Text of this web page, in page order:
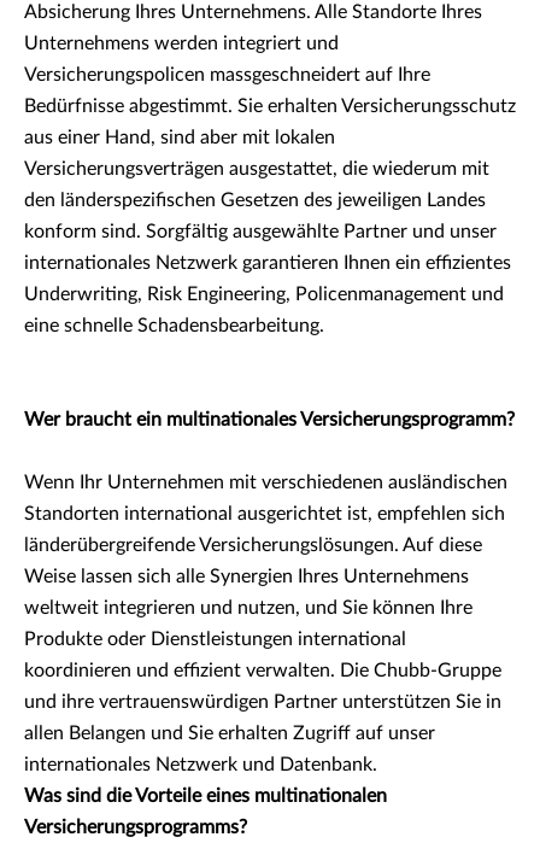
Absicherung Ihres Unternehmens. Alle Standorte Ihres
Unternehmens werden integriert und
Versicherungspolicen massgeschneidert auf Ihre
Bedürfnisse abgestimmt. Sie erhalten Versicherungsschutz
aus einer Hand, sind aber mit lokalen
Versicherungsverträgen ausgestattet, die wiederum mit
den länderspezifischen Gesetzen des jeweiligen Landes
konform sind. Sorgfältig ausgewählte Partner und unser
internationales Netzwerk garantieren Ihnen ein effizientes
Underwriting, Risk Engineering, Policenmanagement und
eine schnelle Schadensbearbeitung.
Wer braucht ein multinationales Versicherungsprogramm?
Wenn Ihr Unternehmen mit verschiedenen ausländischen
Standorten international ausgerichtet ist, empfehlen sich
länderübergreifende Versicherungslösungen. Auf diese
Weise lassen sich alle Synergien Ihres Unternehmens
weltweit integrieren und nutzen, und Sie können Ihre
Produkte oder Dienstleistungen international
koordinieren und effizient verwalten. Die Chubb-Gruppe
und ihre vertrauenswürdigen Partner unterstützen Sie in
allen Belangen und Sie erhalten Zugriff auf unser
internationales Netzwerk und Datenbank.
Was sind die Vorteile eines multinationalen
Versicherungsprogramms?